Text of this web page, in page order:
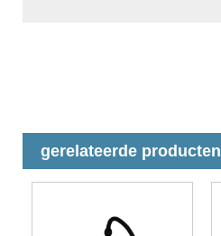
gerelateerde producten